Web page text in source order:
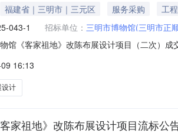
福建省｜三明市｜三元区 服务采购
工程
043-1 招标单位： 三明市博物馆(三明市正
馆《客家祖地》改陈布展设计项目（二次）
名称服务范围服务要求服务时间服务标准1上
磋商文件五、评审专
16:13
设计
家祖地》改陈布展设计项目流标公